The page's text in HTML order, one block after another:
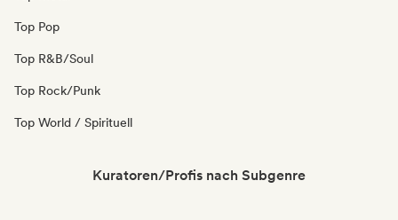
Top Pop
Top R&B/Soul
Top Rock/Punk
Top World / Spirituell
Kuratoren/Profis nach Subgenre